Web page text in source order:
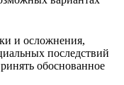
и осложнения,
последствий
обоснованное